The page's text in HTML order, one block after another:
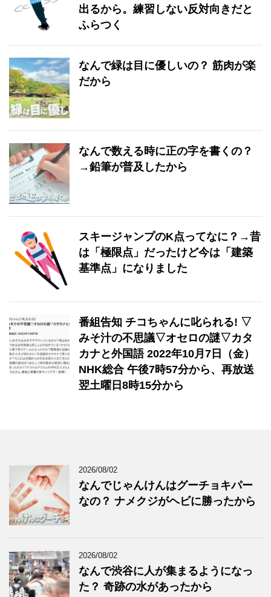
出るから。練習しない反対向きだと
ふらつく
なんで緑は目に優しいの？ 筋肉が楽
だから
なんで数える時に正の字を書くの？
→鉛筆が普及したから
スキージャンプのK点ってなに？→昔
は「極限点」だったけど今は「建築
基準点」になりました
番組告知 チコちゃんに叱られる! ▽
みそ汁の不思議▽オセロの謎▽カタ
カナと外国語 2022年10月7日（金）
NHK総合 午後7時57分から、再放送
翌土曜日8時15分から
2026/08/02
なんでじゃんけんはグーチョキパー
なの？ ナメクジがヘビに勝ったから
2026/08/02
なんで渋谷に人が集まるようになっ
た？ 奇跡の水があったから